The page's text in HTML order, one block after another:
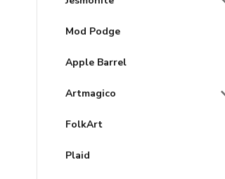
Mod Podge
Apple Barrel
Artmagico
FolkArt
Plaid